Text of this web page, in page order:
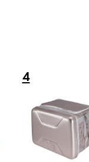
8